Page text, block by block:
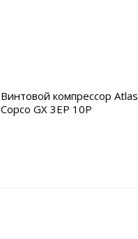
Винтовой компрессор Atlas
Copco GX 3EP 10P